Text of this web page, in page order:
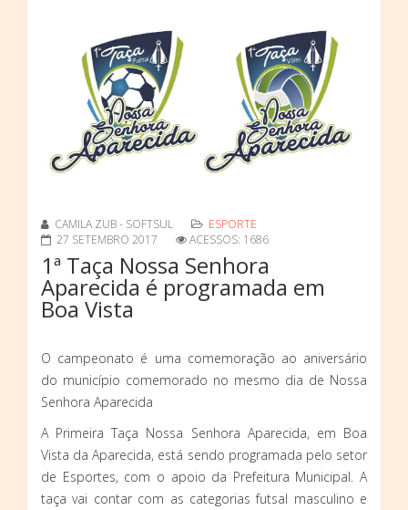
CAMILA ZUB - SOFTSUL
ESPORTE
27 SETEMBRO 2017
ACESSOS: 1686
1ª Taça Nossa Senhora
Aparecida é programada em
Boa Vista
O campeonato é uma comemoração ao aniversário
do município comemorado no mesmo dia de Nossa
Senhora Aparecida
A Primeira Taça Nossa Senhora Aparecida, em Boa
Vista da Aparecida, está sendo programada pelo setor
de Esportes, com o apoio da Prefeitura Municipal. A
taça vai contar com as categorias futsal masculino e